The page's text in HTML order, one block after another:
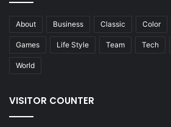
About Business Classic Color
Games Life Style Team Tech
World
VISITOR COUNTER